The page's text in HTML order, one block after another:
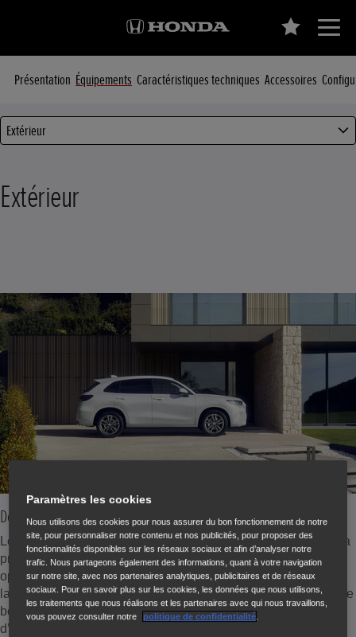
Présentation Équipements Caractéristiques techniques Accessoires
Extérieur
Extérieur
Design
Le nouveau Honda ZR-V est notre SUV de taille moyenne à la
présence affirmée sur la route. Le châssis est conçu pour
optimiser la pénétration dans l’air. Ses phares intégrés et sa
large calandre renforcent son allure sophistiquée, tandis que le
becquet arrière aérodynamique et la double sortie
d’échappement ajoutent une touche sportive.
Paramètres les cookies
Nous utilisons des cookies pour nous assurer du bon fonctionnement de notre
site, pour personnaliser notre contenu et nos publicités, pour proposer des
fonctionnalités disponibles sur les réseaux sociaux et afin d’analyser notre
trafic. Nous partageons également des informations, quant à votre navigation
sur notre site, avec nos partenaires analytiques, publicitaires et de réseaux
sociaux. Pour en savoir plus sur les cookies, les données que nous utilisons,
les traitements que nous réalisons et les partenaires avec qui nous travaillons,
vous pouvez consulter notre
politique de confidentialité